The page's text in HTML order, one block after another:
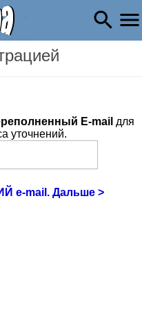
E-mail для
уточнений.
e-mail. Дальше >